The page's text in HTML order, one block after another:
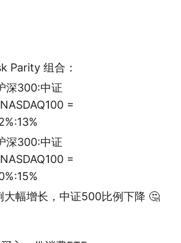
Parity 组合：
深300:中证
=
深300:中证
=
幅增长，中证500比例下降 🤔